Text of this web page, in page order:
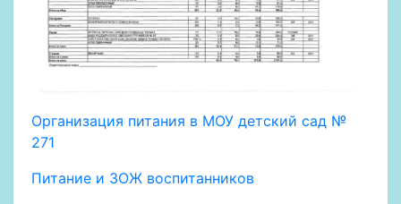
Организация питания в МОУ детский сад №
271
Питание и ЗОЖ воспитанников